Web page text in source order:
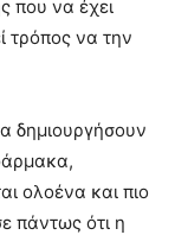
που να έχει
τρόπος να την
δημιουργήσουν
ολοένα και πιο
πάντως ότι η